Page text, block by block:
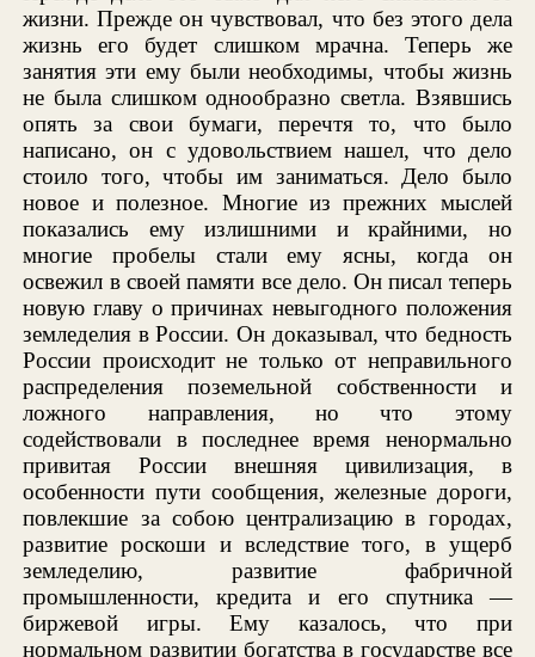
жизни. Прежде он чувствовал, что без этого дела
жизнь его будет слишком мрачна. Теперь же
занятия эти ему были необходимы, чтобы жизнь
не была слишком однообразно светла. Взявшись
опять за свои бумаги, перечтя то, что было
написано, он с удовольствием нашел, что дело
стоило того, чтобы им заниматься. Дело было
новое и полезное. Многие из прежних мыслей
показались ему излишними и крайними, но
многие пробелы стали ему ясны, когда он
освежил в своей памяти все дело. Он писал теперь
новую главу о причинах невыгодного положения
земледелия в России. Он доказывал, что бедность
России происходит не только от неправильного
распределения поземельной собственности и
ложного направления, но что этому
содействовали в последнее время ненормально
привитая России внешняя цивилизация, в
особенности пути сообщения, железные дороги,
повлекшие за собою централизацию в городах,
развитие роскоши и вследствие того, в ущерб
земледелию, развитие фабричной
промышленности, кредита и его спутника —
биржевой игры. Ему казалось, что при
нормальном развитии богатства в государстве все